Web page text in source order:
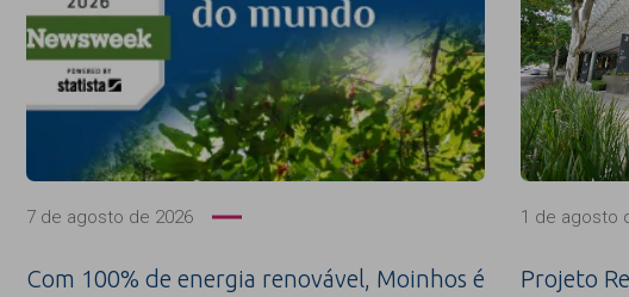
7 de agosto de 2026
Com 100% de energia renovável, Moinhos é
1 de agosto
Projeto